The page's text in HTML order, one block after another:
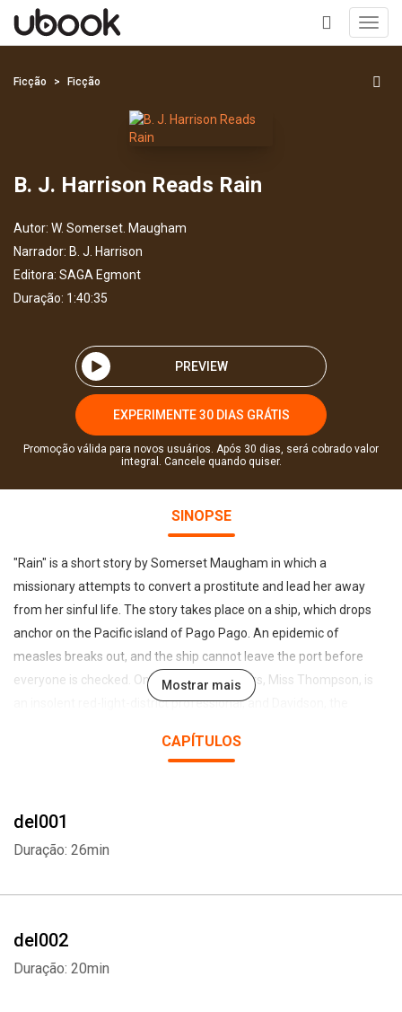
+
Ficção Ficção
B. J. Harrison Reads Rain
Autor: W. Somerset. Maugham
Narrador: B. J. Harrison
Editora: SAGA Egmont
Duração: 1:40:35
PREVIEW
EXPERIMENTE 30 DIAS GRÁTIS
Promoção válida para novos usuários. Após 30 dias, será cobrado valor
integral. Cancele quando quiser.
SINOPSE
"Rain" is a short story by Somerset Maugham in which a
missionary attempts to convert a prostitute and lead her away
from her sinful life. The story takes place on a ship, which drops
anchor on the Pacific island of Pago Pago. An epidemic of
measles breaks out, and the ship cannot leave the port before
everyone is checked. One of the passengers, Miss Thompson, is
an insolent red-light-district professional, and Davidson, the
story of Christian values and a man’s mistaken beliefs, "Rain" is a
Mostrar mais
CAPÍTULOS
del001
Duração: 26min
del002
Duração: 20min